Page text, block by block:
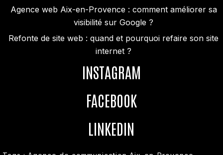
Agence web Aix-en-Provence : comment améliorer sa
visibilité sur Google ?
Refonte de site web : quand et pourquoi refaire son site
internet ?
INSTAGRAM
FACEBOOK
LINKEDIN